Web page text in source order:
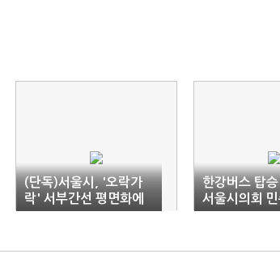
(단독)서울시, '오락가
락' 서부간선 평면화에
185억 증발
한강버스 탑
서울시의회
세훈 사과하